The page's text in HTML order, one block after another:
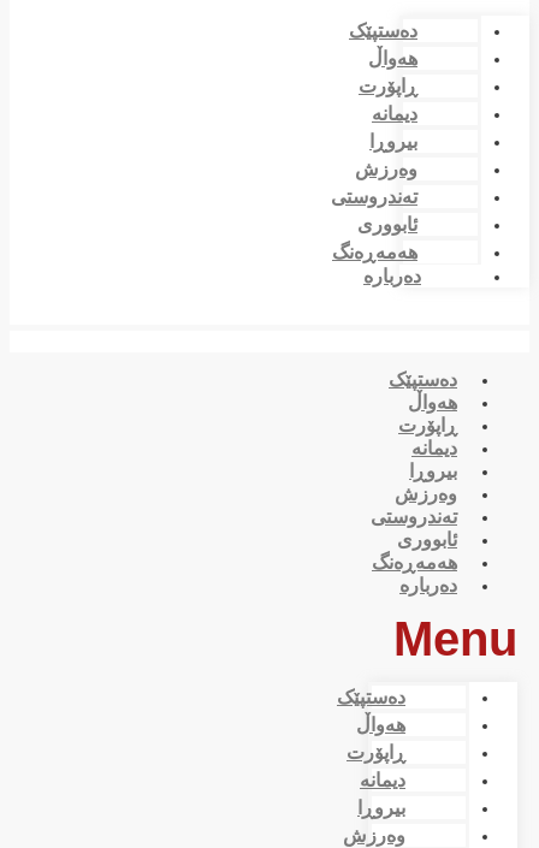
دەستپێک
هەواڵ
ڕاپۆرت
دیمانە
بیروڕا
وەرزش
تەندروستی
ئابووری
هەمەڕەنگ
دەربارە
دەستپێک
هەواڵ
ڕاپۆرت
دیمانە
بیروڕا
وەرزش
تەندروستی
ئابووری
هەمەڕەنگ
دەربارە
Menu
دەستپێک
هەواڵ
ڕاپۆرت
دیمانە
بیروڕا
وەرزش